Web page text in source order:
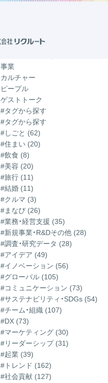
記事一覧
事業
カルチャー
ピープル
ゲストトーク
#タグから探す
#タグから探す
#しごと (62)
#住まい (20)
#飲食 (8)
#美容 (20)
#旅行 (11)
#結婚 (11)
#クルマ (3)
#まなび (26)
#業務・経営支援 (35)
#新規事業・R&Dその他 (28)
#調査・研究データ (28)
#アイデア (49)
#イノベーション (56)
#グローバル (105)
#コミュニケーション (73)
#サステナビリティ・SDGs (54)
#チーム・組織 (107)
#DX (73)
#マーケティング (30)
#リーダーシップ (31)
#起業 (39)
#トレンド (162)
#社会貢献 (127)